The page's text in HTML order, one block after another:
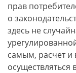
прав
о
здесь не
самым, расчет и
осуществляться